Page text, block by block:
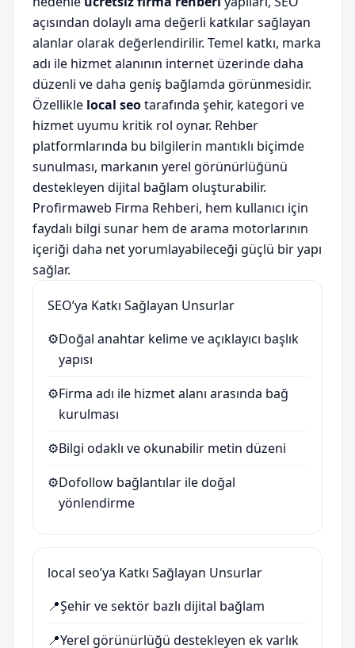
açısından dolaylı ama değerli katkılar sağlayan
alanlar olarak değerlendirilir. Temel katkı, marka
adı ile hizmet alanının internet üzerinde daha
düzenli ve daha geniş bağlamda görünmesidir.
Özellikle local seotarafında şehir, kategori ve
hizmet uyumu kritik rol oynar. Rehber
platformlarında bu bilgilerin mantıklı biçimde
sunulması, markanın yerel görünürlüğünü
destekleyen dijital bağlam oluşturabilir.
Profirmaweb Firma Rehberi, hem kullanıcı için
faydalı bilgi sunar hem de arama motorlarının
içeriği daha net yorumlayabileceği güçlü bir yapı
sağlar.
SEO’ya Katkı Sağlayan Unsurlar
⚙️Doğal anahtar kelime ve açıklayıcı başlık
yapısı
⚙️Firma adı ile hizmet alanı arasında bağ
kurulması
⚙️Bilgi odaklı ve okunabilir metin düzeni
⚙️Dofollow bağlantılar ile doğal
yönlendirme
local seo’ya Katkı Sağlayan Unsurlar
📍Şehir ve sektör bazlı dijital bağlam
📍Yerel görünürlüğü destekleyen ek varlık